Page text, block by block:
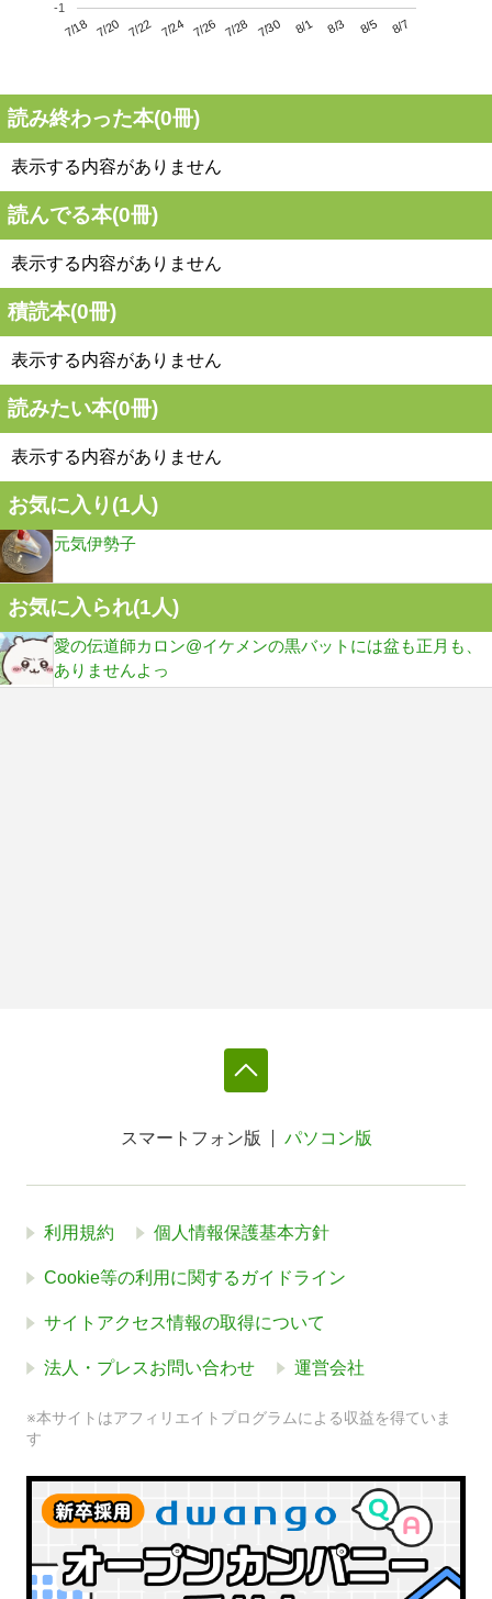
7/18 7/20 7/22 7/24 7/26 7/28 7/30 8/1 8/3 8/5 8/7
-1
読み終わった本(0冊)
表示する内容がありません
読んでる本(0冊)
表示する内容がありません
積読本(0冊)
表示する内容がありません
読みたい本(0冊)
表示する内容がありません
お気に入り(1人)
元気伊勢子
お気に入られ(1人)
愛の伝道師カロン@イケメンの黒バットには盆も正月も、
ありませんよっ
スマートフォン版 パソコン版
利用規約 個人情報保護基本方針
Cookie等の利用に関するガイドライン
サイトアクセス情報の取得について
法人・プレスお問い合わせ 運営会社
※本サイトはアフィリエイトプログラムによる収益を得ていま
す